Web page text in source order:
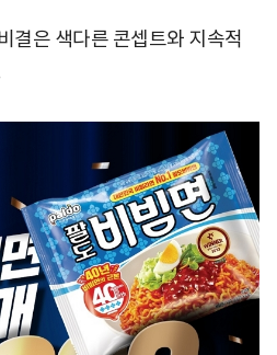
결은 색다른 콘셉트와 지속적